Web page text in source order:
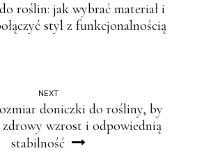
roślin: jak wybrać materiał i
styl z funkcjonalnością
NEXT
doniczki do rośliny, by
zdrowy wzrost i odpowiednią
stabilność